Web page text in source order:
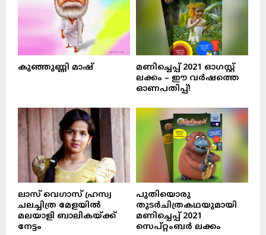
കുഞ്ഞുണ്ണി മാഷ്‌
മണിച്ചെപ്പ് 2021 ഓഗസ്റ്റ്
ലക്കം – ഈ വർഷത്തെ
ഓണപതിപ്പ്!
ലാസ് വെഗാസ് ഹ്രസ്വ
ചലച്ചിത്ര മേളയിൽ
മലയാളി ബാലികയ്ക്ക്
നേട്ടം
പുതിയൊരു
തുടർചിത്രകഥയുമായി
മണിച്ചെപ്പ് 2021
സെപ്റ്റംബർ ലക്കം